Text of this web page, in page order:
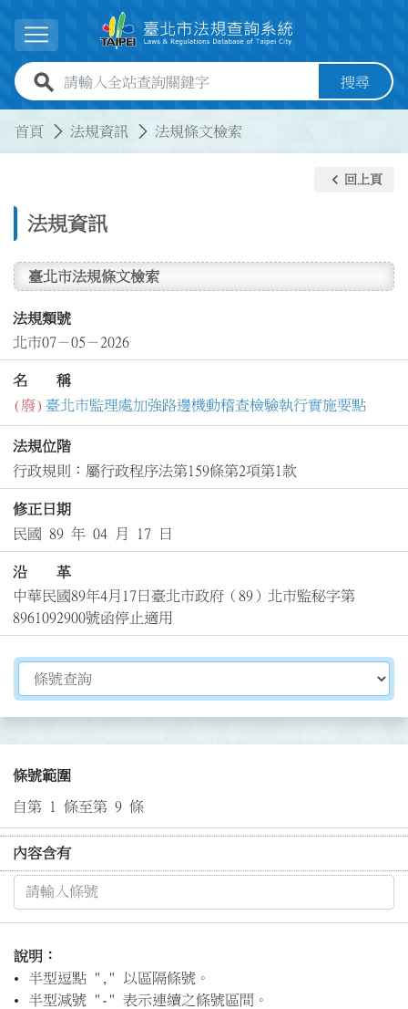
展開選單
全站查詢關鍵字欄位 搜尋
首頁 法規資訊 法規條文檢索
法規資訊
keyboard_arrow_left 回上頁
臺北市法規條文檢索
法規類號
北市07－05－2026
名 稱
(廢) 臺北市監理處加強路邊機動稽查檢驗執行實施要點
法規位階
行政規則：屬行政程序法第159條第2項第1款
修正日期
民國 89 年 04 月 17 日
沿 革
中華民國89年4月17日臺北市政府（89）北市監秘字第
8961092900號函停止適用
切換選擇法規資訊內容
條號範圍
自第 1 條至第 9 條
內容含有
說明：
半型逗點 "," 以區隔條號。
半型減號 "-" 表示連續之條號區間。